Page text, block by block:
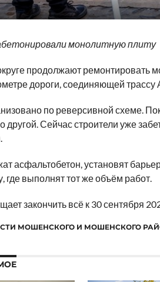
монолитную плиту
продолжают ремонтировать
дороги, соединяющей
по реверсивной схеме.
другой. Сейчас строители уже
асфальтобетон, установят
где выполнят тот же объём работ.
закончить всё к 30 сентября
МОШЕНСКОГО И МОШЕНСКОГО